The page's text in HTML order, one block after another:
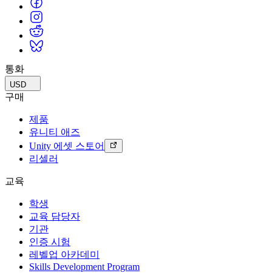
사용자 확보
모바일 사용자를 검색하고 Acquire
매장 및 D2C 전반에 걸쳐 IAP 관리하세요.
수익화
Unity로 광고하세요
활용 부문
모바일 게임
Unity로 모바일 히트작을 제작하고 성장시키세요.
인디 게임
소규모 팀으로 대작 게임을 출시하세요.
XR 게임
여러 플랫폼에서 XR 게임을 출시하세요.
자동차
혁신을 가속화하고 차량 내 경험을 향상시키세요.
모든 산업 보기
베스트 프랙티스 가이드
전문가 팁
데모
데모, 샘플 및 빌딩 블록
모든 리소스
새로운 기능
블로그
업데이트, 정보, 기술 팁
뉴스
학생용
커리어 시작하기
교육 효율 극대화
교육 라이선스
자격증
Unity 숙련도를 입증하세요
통화
USD
구매
제품
유니티 애즈
Unity 에셋 스토어
리셀러
교육
학생
교육 담당자
기관
인증 시험
레벨업 아카데미
Skills Development Program